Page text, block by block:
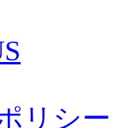
リシー